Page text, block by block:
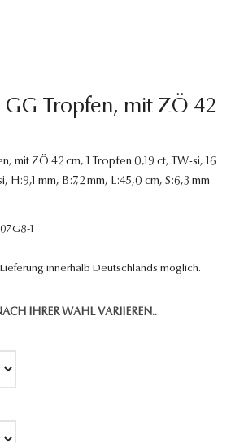
GG Tropfen, mit ZÖ 42
mit ZÖ 42 cm, 1 Tropfen 0,19 ct, TW-si, 16
H:9,1 mm, B:7,2 mm, L:45,0 cm, S:6,3 mm
1
innerhalb Deutschlands möglich.
IHRER WAHL VARIIEREN..